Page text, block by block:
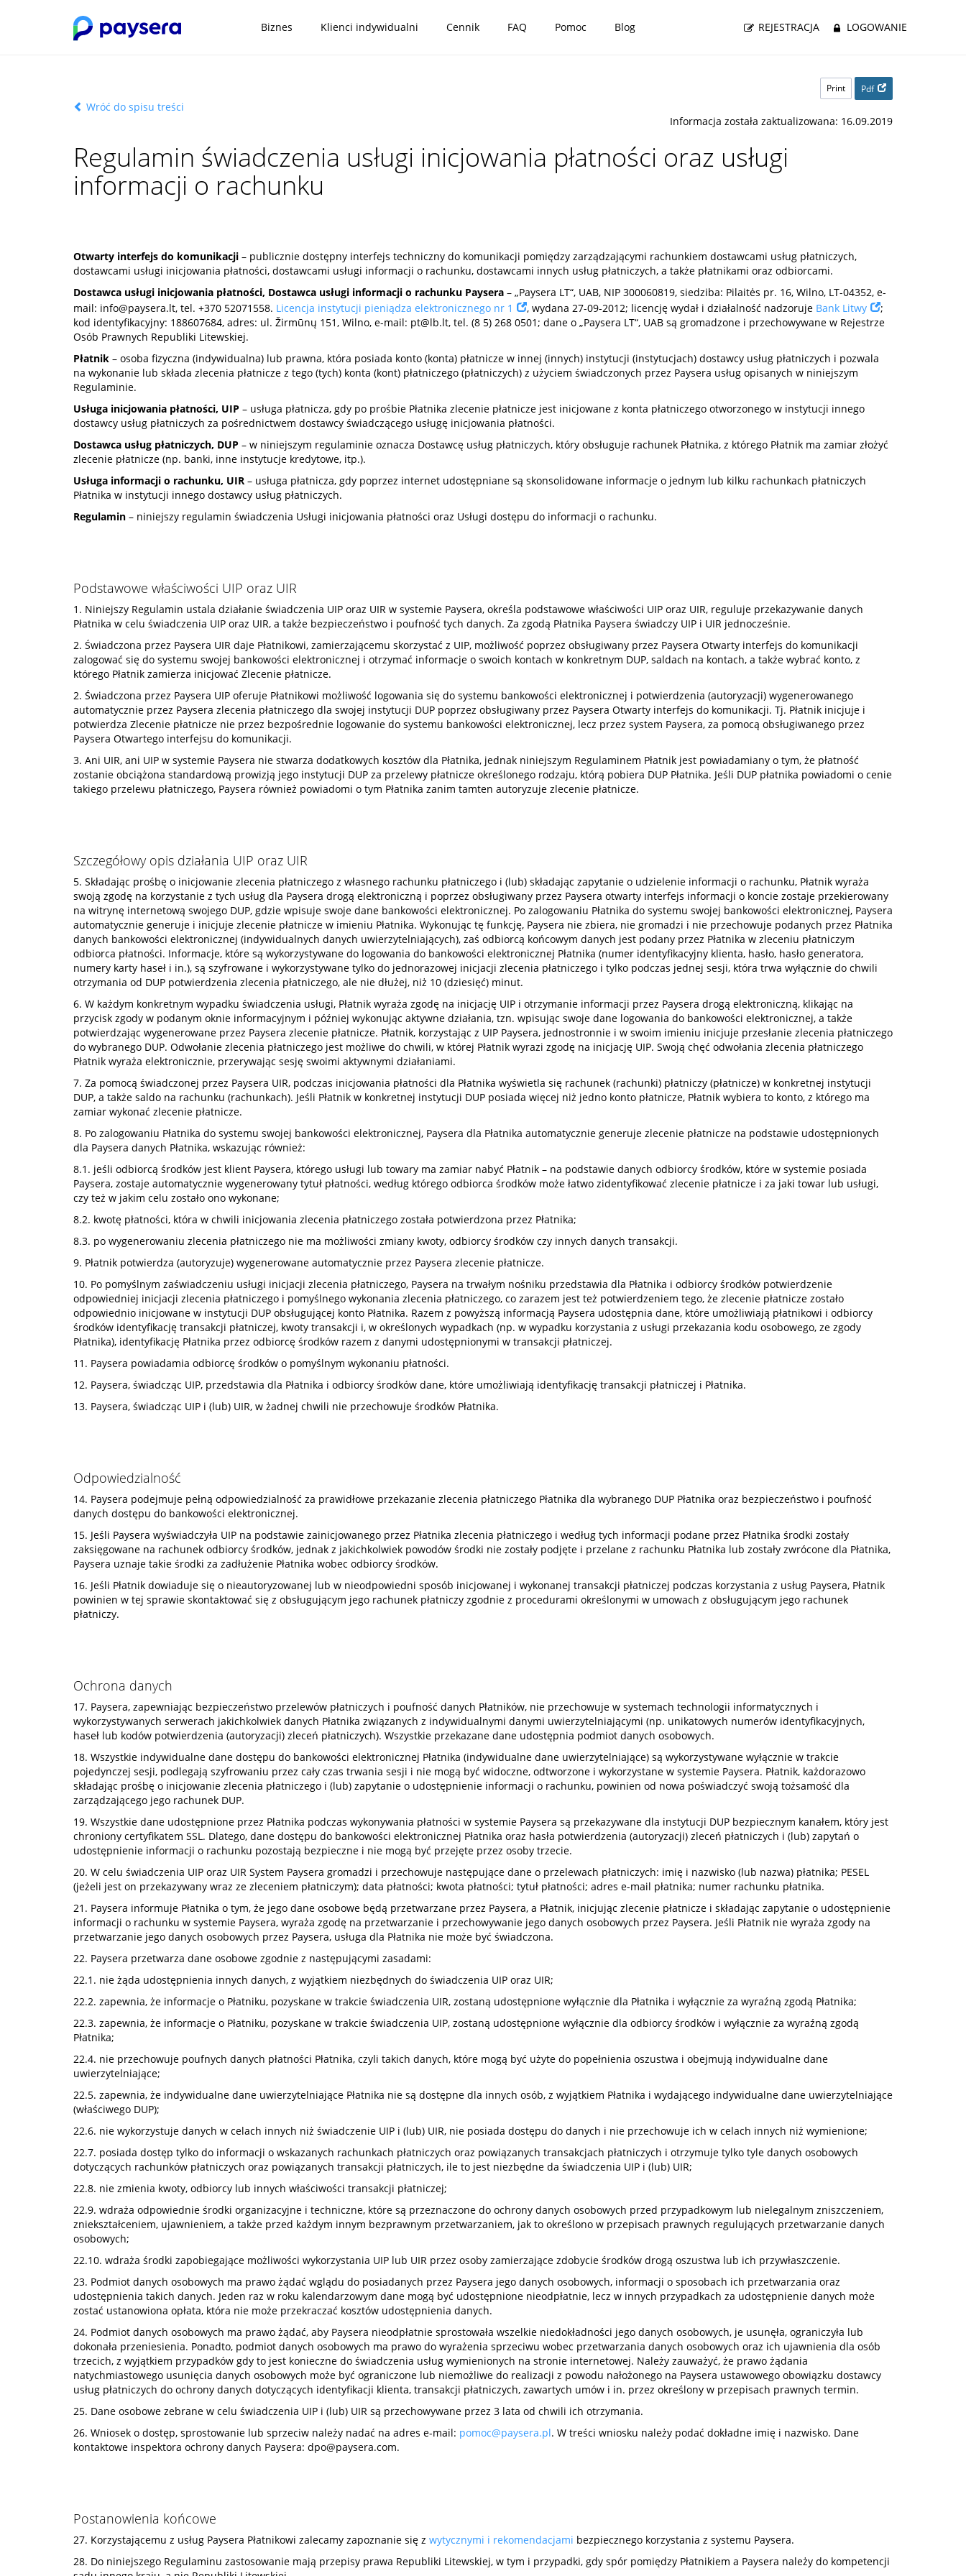
Biznes Klienci indywidualni Cennik FAQ Pomoc Blog REJESTRACJA LOGOWANIE
Print Pdf
Wróć do spisu treści
Informacja została zaktualizowana: 16.09.2019
Regulamin świadczenia usługi inicjowania płatności oraz usługi
informacji o rachunku
Otwarty interfejs do komunikacji – publicznie dostępny interfejs techniczny do komunikacji pomiędzy zarządzającymi rachunkiem dostawcami usług płatniczych,
dostawcami usługi inicjowania płatności, dostawcami usługi informacji o rachunku, dostawcami innych usług płatniczych, a także płatnikami oraz odbiorcami.
Dostawca usługi inicjowania płatności, Dostawca usługi informacji o rachunku Paysera – „Paysera LT“, UAB, NIP 300060819, siedziba: Pilaitės pr. 16, Wilno, LT-04352, e-
mail: info@paysera.lt, tel. +370 52071558. Licencja instytucji pieniądza elektronicznego nr 1 , wydana 27-09-2012; licencję wydał i działalność nadzoruje Bank Litwy
;
kod identyfikacyjny: 188607684, adres: ul. Žirmūnų 151, Wilno, e-mail: pt@lb.lt, tel. (8 5) 268 0501; dane o „Paysera LT“, UAB są gromadzone i przechowywane w Rejestrze
Osób Prawnych Republiki Litewskiej.
Płatnik – osoba fizyczna (indywidualna) lub prawna, która posiada konto (konta) płatnicze w innej (innych) instytucji (instytucjach) dostawcy usług płatniczych i pozwala
na wykonanie lub składa zlecenia płatnicze z tego (tych) konta (kont) płatniczego (płatniczych) z użyciem świadczonych przez Paysera usług opisanych w niniejszym
Regulaminie.
Usługa inicjowania płatności, UIP – usługa płatnicza, gdy po prośbie Płatnika zlecenie płatnicze jest inicjowane z konta płatniczego otworzonego w instytucji innego
dostawcy usług płatniczych za pośrednictwem dostawcy świadczącego usługę inicjowania płatności.
Dostawca usług płatniczych, DUP – w niniejszym regulaminie oznacza Dostawcę usług płatniczych, który obsługuje rachunek Płatnika, z którego Płatnik ma zamiar złożyć
zlecenie płatnicze (np. banki, inne instytucje kredytowe, itp.).
Usługa informacji o rachunku, UIR – usługa płatnicza, gdy poprzez internet udostępniane są skonsolidowane informacje o jednym lub kilku rachunkach płatniczych
Płatnika w instytucji innego dostawcy usług płatniczych.
Regulamin – niniejszy regulamin świadczenia Usługi inicjowania płatności oraz Usługi dostępu do informacji o rachunku.
Podstawowe właściwości UIP oraz UIR
1. Niniejszy Regulamin ustala działanie świadczenia UIP oraz UIR w systemie Paysera, określa podstawowe właściwości UIP oraz UIR, reguluje przekazywanie danych
Płatnika w celu świadczenia UIP oraz UIR, a także bezpieczeństwo i poufność tych danych. Za zgodą Płatnika Paysera świadczy UIP i UIR jednocześnie.
2. Świadczona przez Paysera UIR daje Płatnikowi, zamierzającemu skorzystać z UIP, możliwość poprzez obsługiwany przez Paysera Otwarty interfejs do komunikacji
zalogować się do systemu swojej bankowości elektronicznej i otrzymać informacje o swoich kontach w konkretnym DUP, saldach na kontach, a także wybrać konto, z
którego Płatnik zamierza inicjować Zlecenie płatnicze.
2. Świadczona przez Paysera UIP oferuje Płatnikowi możliwość logowania się do systemu bankowości elektronicznej i potwierdzenia (autoryzacji) wygenerowanego
automatycznie przez Paysera zlecenia płatniczego dla swojej instytucji DUP poprzez obsługiwany przez Paysera Otwarty interfejs do komunikacji. Tj. Płatnik inicjuje i
potwierdza Zlecenie płatnicze nie przez bezpośrednie logowanie do systemu bankowości elektronicznej, lecz przez system Paysera, za pomocą obsługiwanego przez
Paysera Otwartego interfejsu do komunikacji.
3. Ani UIR, ani UIP w systemie Paysera nie stwarza dodatkowych kosztów dla Płatnika, jednak niniejszym Regulaminem Płatnik jest powiadamiany o tym, że płatność
zostanie obciążona standardową prowizją jego instytucji DUP za przelewy płatnicze określonego rodzaju, którą pobiera DUP Płatnika. Jeśli DUP płatnika powiadomi o cenie
takiego przelewu płatniczego, Paysera również powiadomi o tym Płatnika zanim tamten autoryzuje zlecenie płatnicze.
Szczegółowy opis działania UIP oraz UIR
5. Składając prośbę o inicjowanie zlecenia płatniczego z własnego rachunku płatniczego i (lub) składając zapytanie o udzielenie informacji o rachunku, Płatnik wyraża
swoją zgodę na korzystanie z tych usług dla Paysera drogą elektroniczną i poprzez obsługiwany przez Paysera otwarty interfejs informacji o koncie zostaje przekierowany
na witrynę internetową swojego DUP, gdzie wpisuje swoje dane bankowości elektronicznej. Po zalogowaniu Płatnika do systemu swojej bankowości elektronicznej, Paysera
automatycznie generuje i inicjuje zlecenie płatnicze w imieniu Płatnika. Wykonując tę funkcję, Paysera nie zbiera, nie gromadzi i nie przechowuje podanych przez Płatnika
danych bankowości elektronicznej (indywidualnych danych uwierzytelniających), zaś odbiorcą końcowym danych jest podany przez Płatnika w zleceniu płatniczym
odbiorca płatności. Informacje, które są wykorzystywane do logowania do bankowości elektronicznej Płatnika (numer identyfikacyjny klienta, hasło, hasło generatora,
numery karty haseł i in.), są szyfrowane i wykorzystywane tylko do jednorazowej inicjacji zlecenia płatniczego i tylko podczas jednej sesji, która trwa wyłącznie do chwili
otrzymania od DUP potwierdzenia zlecenia płatniczego, ale nie dłużej, niż 10 (dziesięć) minut.
6. W każdym konkretnym wypadku świadczenia usługi, Płatnik wyraża zgodę na inicjację UIP i otrzymanie informacji przez Paysera drogą elektroniczną, klikając na
przycisk zgody w podanym oknie informacyjnym i później wykonując aktywne działania, tzn. wpisując swoje dane logowania do bankowości elektronicznej, a także
potwierdzając wygenerowane przez Paysera zlecenie płatnicze. Płatnik, korzystając z UIP Paysera, jednostronnie i w swoim imieniu inicjuje przesłanie zlecenia płatniczego
do wybranego DUP. Odwołanie zlecenia płatniczego jest możliwe do chwili, w której Płatnik wyrazi zgodę na inicjację UIP. Swoją chęć odwołania zlecenia płatniczego
Płatnik wyraża elektronicznie, przerywając sesję swoimi aktywnymi działaniami.
7. Za pomocą świadczonej przez Paysera UIR, podczas inicjowania płatności dla Płatnika wyświetla się rachunek (rachunki) płatniczy (płatnicze) w konkretnej instytucji
DUP, a także saldo na rachunku (rachunkach). Jeśli Płatnik w konkretnej instytucji DUP posiada więcej niż jedno konto płatnicze, Płatnik wybiera to konto, z którego ma
zamiar wykonać zlecenie płatnicze.
8. Po zalogowaniu Płatnika do systemu swojej bankowości elektronicznej, Paysera dla Płatnika automatycznie generuje zlecenie płatnicze na podstawie udostępnionych
dla Paysera danych Płatnika, wskazując również:
8.1. jeśli odbiorcą środków jest klient Paysera, którego usługi lub towary ma zamiar nabyć Płatnik – na podstawie danych odbiorcy środków, które w systemie posiada
Paysera, zostaje automatycznie wygenerowany tytuł płatności, według którego odbiorca środków może łatwo zidentyfikować zlecenie płatnicze i za jaki towar lub usługi,
czy też w jakim celu zostało ono wykonane;
8.2. kwotę płatności, która w chwili inicjowania zlecenia płatniczego została potwierdzona przez Płatnika;
8.3. po wygenerowaniu zlecenia płatniczego nie ma możliwości zmiany kwoty, odbiorcy środków czy innych danych transakcji.
9. Płatnik potwierdza (autoryzuje) wygenerowane automatycznie przez Paysera zlecenie płatnicze.
10. Po pomyślnym zaświadczeniu usługi inicjacji zlecenia płatniczego, Paysera na trwałym nośniku przedstawia dla Płatnika i odbiorcy środków potwierdzenie
odpowiedniej inicjacji zlecenia płatniczego i pomyślnego wykonania zlecenia płatniczego, co zarazem jest też potwierdzeniem tego, że zlecenie płatnicze zostało
odpowiednio inicjowane w instytucji DUP obsługującej konto Płatnika. Razem z powyższą informacją Paysera udostępnia dane, które umożliwiają płatnikowi i odbiorcy
środków identyfikację transakcji płatniczej, kwoty transakcji i, w określonych wypadkach (np. w wypadku korzystania z usługi przekazania kodu osobowego, ze zgody
Płatnika), identyfikację Płatnika przez odbiorcę środków razem z danymi udostępnionymi w transakcji płatniczej.
11. Paysera powiadamia odbiorcę środków o pomyślnym wykonaniu płatności.
12. Paysera, świadcząc UIP, przedstawia dla Płatnika i odbiorcy środków dane, które umożliwiają identyfikację transakcji płatniczej i Płatnika.
13. Paysera, świadcząc UIP i (lub) UIR, w żadnej chwili nie przechowuje środków Płatnika.
Odpowiedzialność
14. Paysera podejmuje pełną odpowiedzialność za prawidłowe przekazanie zlecenia płatniczego Płatnika dla wybranego DUP Płatnika oraz bezpieczeństwo i poufność
danych dostępu do bankowości elektronicznej.
15. Jeśli Paysera wyświadczyła UIP na podstawie zainicjowanego przez Płatnika zlecenia płatniczego i według tych informacji podane przez Płatnika środki zostały
zaksięgowane na rachunek odbiorcy środków, jednak z jakichkolwiek powodów środki nie zostały podjęte i przelane z rachunku Płatnika lub zostały zwrócone dla Płatnika,
Paysera uznaje takie środki za zadłużenie Płatnika wobec odbiorcy środków.
16. Jeśli Płatnik dowiaduje się o nieautoryzowanej lub w nieodpowiedni sposób inicjowanej i wykonanej transakcji płatniczej podczas korzystania z usług Paysera, Płatnik
powinien w tej sprawie skontaktować się z obsługującym jego rachunek płatniczy zgodnie z procedurami określonymi w umowach z obsługującym jego rachunek
płatniczy.
Ochrona danych
17. Paysera, zapewniając bezpieczeństwo przelewów płatniczych i poufność danych Płatników, nie przechowuje w systemach technologii informatycznych i
wykorzystywanych serwerach jakichkolwiek danych Płatnika związanych z indywidualnymi danymi uwierzytelniającymi (np. unikatowych numerów identyfikacyjnych,
haseł lub kodów potwierdzenia (autoryzacji) zleceń płatniczych). Wszystkie przekazane dane udostępnia podmiot danych osobowych.
18. Wszystkie indywidualne dane dostępu do bankowości elektronicznej Płatnika (indywidualne dane uwierzytelniające) są wykorzystywane wyłącznie w trakcie
pojedynczej sesji, podlegają szyfrowaniu przez cały czas trwania sesji i nie mogą być widoczne, odtworzone i wykorzystane w systemie Paysera. Płatnik, każdorazowo
składając prośbę o inicjowanie zlecenia płatniczego i (lub) zapytanie o udostępnienie informacji o rachunku, powinien od nowa poświadczyć swoją tożsamość dla
zarządzającego jego rachunek DUP.
19. Wszystkie dane udostępnione przez Płatnika podczas wykonywania płatności w systemie Paysera są przekazywane dla instytucji DUP bezpiecznym kanałem, który jest
chroniony certyfikatem SSL. Dlatego, dane dostępu do bankowości elektronicznej Płatnika oraz hasła potwierdzenia (autoryzacji) zleceń płatniczych i (lub) zapytań o
udostępnienie informacji o rachunku pozostają bezpieczne i nie mogą być przejęte przez osoby trzecie.
20. W celu świadczenia UIP oraz UIR System Paysera gromadzi i przechowuje następujące dane o przelewach płatniczych: imię i nazwisko (lub nazwa) płatnika; PESEL
(jeżeli jest on przekazywany wraz ze zleceniem płatniczym); data płatności; kwota płatności; tytuł płatności; adres e-mail płatnika; numer rachunku płatnika.
21. Paysera informuje Płatnika o tym, że jego dane osobowe będą przetwarzane przez Paysera, a Płatnik, inicjując zlecenie płatnicze i składając zapytanie o udostępnienie
informacji o rachunku w systemie Paysera, wyraża zgodę na przetwarzanie i przechowywanie jego danych osobowych przez Paysera. Jeśli Płatnik nie wyraża zgody na
przetwarzanie jego danych osobowych przez Paysera, usługa dla Płatnika nie może być świadczona.
22. Paysera przetwarza dane osobowe zgodnie z następującymi zasadami:
22.1. nie żąda udostępnienia innych danych, z wyjątkiem niezbędnych do świadczenia UIP oraz UIR;
22.2. zapewnia, że informacje o Płatniku, pozyskane w trakcie świadczenia UIR, zostaną udostępnione wyłącznie dla Płatnika i wyłącznie za wyraźną zgodą Płatnika;
22.3. zapewnia, że informacje o Płatniku, pozyskane w trakcie świadczenia UIP, zostaną udostępnione wyłącznie dla odbiorcy środków i wyłącznie za wyraźną zgodą
Płatnika;
22.4. nie przechowuje poufnych danych płatności Płatnika, czyli takich danych, które mogą być użyte do popełnienia oszustwa i obejmują indywidualne dane
uwierzytelniające;
22.5. zapewnia, że indywidualne dane uwierzytelniające Płatnika nie są dostępne dla innych osób, z wyjątkiem Płatnika i wydającego indywidualne dane uwierzytelniające
(właściwego DUP);
22.6. nie wykorzystuje danych w celach innych niż świadczenie UIP i (lub) UIR, nie posiada dostępu do danych i nie przechowuje ich w celach innych niż wymienione;
22.7. posiada dostęp tylko do informacji o wskazanych rachunkach płatniczych oraz powiązanych transakcjach płatniczych i otrzymuje tylko tyle danych osobowych
dotyczących rachunków płatniczych oraz powiązanych transakcji płatniczych, ile to jest niezbędne da świadczenia UIP i (lub) UIR;
22.8. nie zmienia kwoty, odbiorcy lub innych właściwości transakcji płatniczej;
22.9. wdraża odpowiednie środki organizacyjne i techniczne, które są przeznaczone do ochrony danych osobowych przed przypadkowym lub nielegalnym zniszczeniem,
zniekształceniem, ujawnieniem, a także przed każdym innym bezprawnym przetwarzaniem, jak to określono w przepisach prawnych regulujących przetwarzanie danych
osobowych;
22.10. wdraża środki zapobiegające możliwości wykorzystania UIP lub UIR przez osoby zamierzające zdobycie środków drogą oszustwa lub ich przywłaszczenie.
23. Podmiot danych osobowych ma prawo żądać wglądu do posiadanych przez Paysera jego danych osobowych, informacji o sposobach ich przetwarzania oraz
udostępnienia takich danych. Jeden raz w roku kalendarzowym dane mogą być udostępnione nieodpłatnie, lecz w innych przypadkach za udostępnienie danych może
zostać ustanowiona opłata, która nie może przekraczać kosztów udostępnienia danych.
24. Podmiot danych osobowych ma prawo żądać, aby Paysera nieodpłatnie sprostowała wszelkie niedokładności jego danych osobowych, je usunęła, ograniczyła lub
dokonała przeniesienia. Ponadto, podmiot danych osobowych ma prawo do wyrażenia sprzeciwu wobec przetwarzania danych osobowych oraz ich ujawnienia dla osób
trzecich, z wyjątkiem przypadków gdy to jest konieczne do świadczenia usług wymienionych na stronie internetowej. Należy zauważyć, że prawo żądania
natychmiastowego usunięcia danych osobowych może być ograniczone lub niemożliwe do realizacji z powodu nałożonego na Paysera ustawowego obowiązku dostawcy
usług płatniczych do ochrony danych dotyczących identyfikacji klienta, transakcji płatniczych, zawartych umów i in. przez określony w przepisach prawnych termin.
25. Dane osobowe zebrane w celu świadczenia UIP i (lub) UIR są przechowywane przez 3 lata od chwili ich otrzymania.
26. Wniosek o dostęp, sprostowanie lub sprzeciw należy nadać na adres e-mail: pomoc@paysera.pl. W treści wniosku należy podać dokładne imię i nazwisko. Dane
kontaktowe inspektora ochrony danych Paysera: dpo@paysera.com.
Postanowienia końcowe
27. Korzystającemu z usług Paysera Płatnikowi zalecamy zapoznanie się z wytycznymi i rekomendacjami bezpiecznego korzystania z systemu Paysera.
28. Do niniejszego Regulaminu zastosowanie mają przepisy prawa Republiki Litewskiej, w tym i przypadki, gdy spór pomiędzy Płatnikiem a Paysera należy do kompetencji